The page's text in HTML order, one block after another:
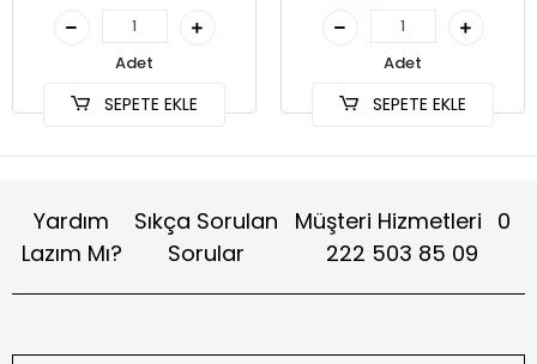
Adet
SEPETE EKLE
Adet
SEPETE EKLE
Yardım
Lazım Mı?
Sıkça Sorulan
Sorular
Müşteri Hizmetleri 0
222 503 85 09